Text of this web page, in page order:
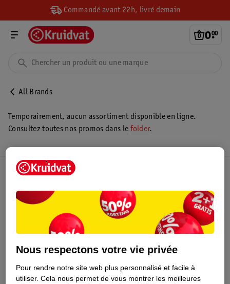
Commandé avant 22h, livré demain
0.
00
All Brands
Temporairement, aucun assortiment disponible en ligne.
Consultez toutes nos promos dans le folder.
Nous respectons votre vie privée
Pour rendre notre site web plus personnalisé et facile à
utiliser. Cela nous permet de vous montrer les meilleures